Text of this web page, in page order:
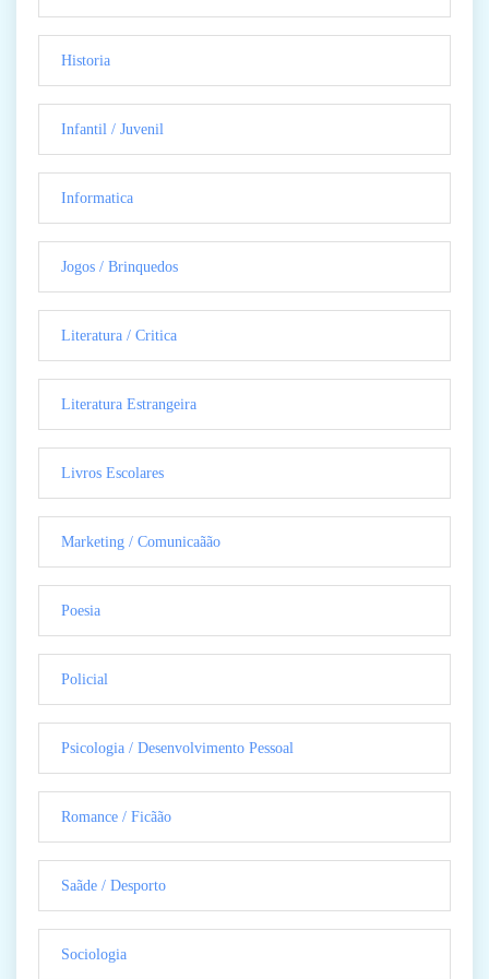
Historia
Infantil / Juvenil
Informatica
Jogos / Brinquedos
Literatura / Critica
Literatura Estrangeira
Livros Escolares
Marketing / Comunicaãão
Poesia
Policial
Psicologia / Desenvolvimento Pessoal
Romance / Ficãão
Saãde / Desporto
Sociologia